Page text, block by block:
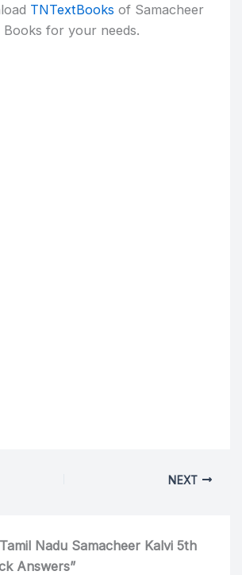
TNTextBooks of Samacheer
Books for your needs.
NEXT
Nadu Samacheer Kalvi 5th
Answers”